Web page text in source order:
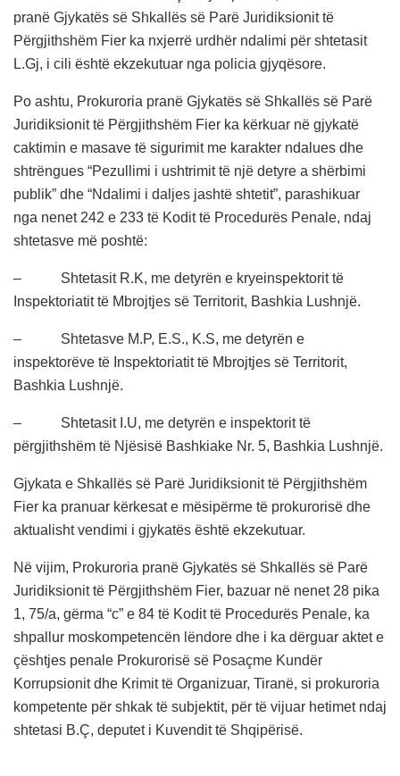
pranë Gjykatës së Shkallës së Parë Juridiksionit të
Përgjithshëm Fier ka nxjerrë urdhër ndalimi për shtetasit
L.Gj, i cili është ekzekutuar nga policia gjyqësore.
Po ashtu, Prokuroria pranë Gjykatës së Shkallës së Parë
Juridiksionit të Përgjithshëm Fier ka kërkuar në gjykatë
caktimin e masave të sigurimit me karakter ndalues dhe
shtrëngues “Pezullimi i ushtrimit të një detyre a shërbimi
publik” dhe “Ndalimi i daljes jashtë shtetit”, parashikuar
nga nenet 242 e 233 të Kodit të Procedurës Penale, ndaj
shtetasve më poshtë:
– Shtetasit R.K, me detyrën e kryeinspektorit të
Inspektoriatit të Mbrojtjes së Territorit, Bashkia Lushnjë.
– Shtetasve M.P, E.S., K.S, me detyrën e
inspektorëve të Inspektoriatit të Mbrojtjes së Territorit,
Bashkia Lushnjë.
– Shtetasit I.U, me detyrën e inspektorit të
përgjithshëm të Njësisë Bashkiake Nr. 5, Bashkia Lushnjë.
Gjykata e Shkallës së Parë Juridiksionit të Përgjithshëm
Fier ka pranuar kërkesat e mësipërme të prokurorisë dhe
aktualisht vendimi i gjykatës është ekzekutuar.
Në vijim, Prokuroria pranë Gjykatës së Shkallës së Parë
Juridiksionit të Përgjithshëm Fier, bazuar në nenet 28 pika
1, 75/a, gërma “c” e 84 të Kodit të Procedurës Penale, ka
shpallur moskompetencën lëndore dhe i ka dërguar aktet e
çështjes penale Prokurorisë së Posaçme Kundër
Korrupsionit dhe Krimit të Organizuar, Tiranë, si prokuroria
kompetente për shkak të subjektit, për të vijuar hetimet ndaj
shtetasi B.Ç, deputet i Kuvendit të Shqipërisë.